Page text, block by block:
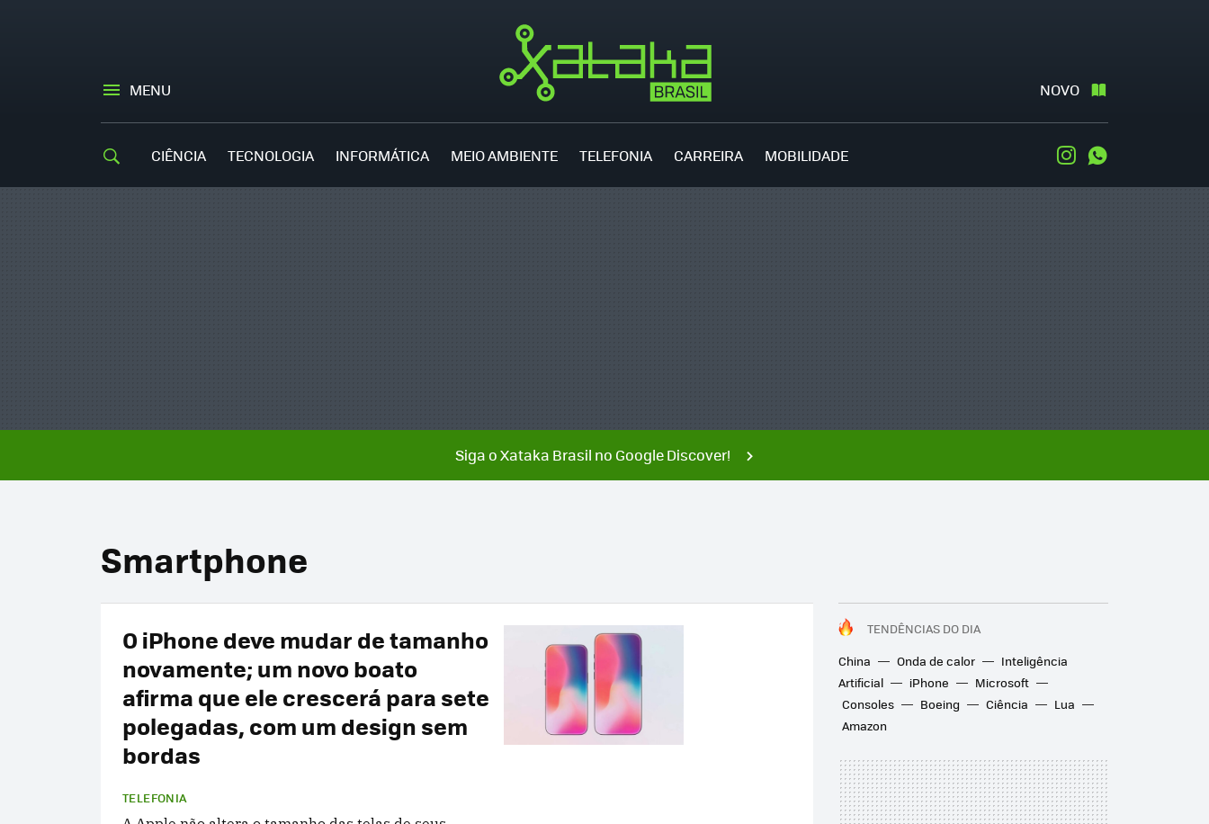
MENU NOVO
CIÊNCIA TECNOLOGIA INFORMÁTICA MEIO AMBIENTE TELEFONIA CARREIRA MOBILIDADE Instagram
Siga o Xataka Brasil no Google Discover!
Smartphone
TENDÊNCIAS DO DIA
China
Onda de calor
Inteligência
Artificial
iPhone
Microsoft
Consoles
Boeing Ciência
Lua
Amazon
O iPhone deve mudar de tamanho
novamente; um novo boato
afirma que ele crescerá para sete
polegadas, com um design sem
bordas
TELEFONIA